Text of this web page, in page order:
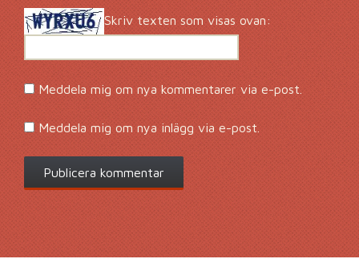
Skriv texten som visas ovan:
Meddela mig om nya kommentarer via e-post.
Meddela mig om nya inlägg via e-post.